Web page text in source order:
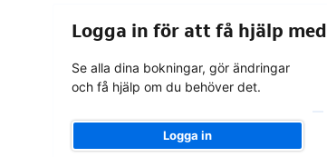
Logga in för att få hjälp
Se alla dina bokningar, gör ändringar
och få hjälp om du behöver det.
Logga in